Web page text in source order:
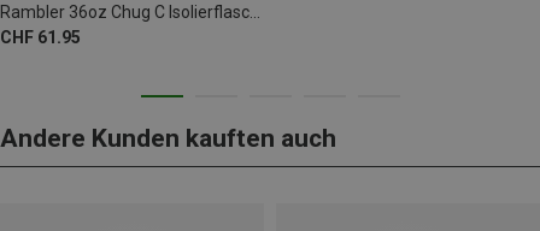
CHF 61.95
Andere Kunden kauften auch